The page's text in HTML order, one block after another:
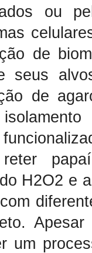
ou
de
seus
de
H2O2 e
um